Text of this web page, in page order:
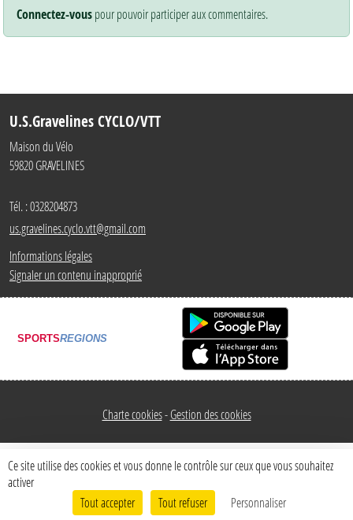
Connectez-vouspour pouvoir participer aux commentaires.
U.S.Gravelines CYCLO/VTT
Maison du Vélo
59820GRAVELINES
Tél. :0328204873
us.gravelines.cyclo.vtt@gmail.com
Informations légales
Signaler un contenu inapproprié
SPORTSREGIONS
Charte cookies Gestion des cookies
Envie de participer ? Connexion
Ce site utilise des cookies et vous donne le contrôle sur ceux que vous souhaitez
activer
Tout accepter
Tout refuser Personnaliser